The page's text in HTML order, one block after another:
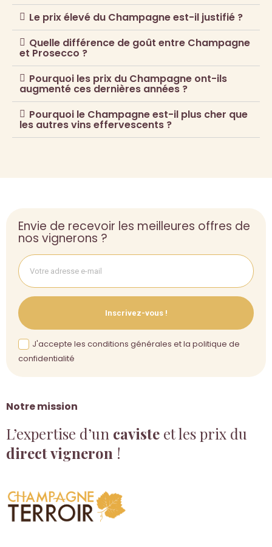
Le prix élevé du Champagne est-il justifié ?
Quelle différence de goût entre Champagne
et Prosecco ?
Pourquoi les prix du Champagne ont-ils
augmenté ces dernières années ?
Pourquoi le Champagne est-il plus cher que
les autres vins effervescents ?
Notre mission
L’expertise d’un caviste et les prix du
direct vigneron !
Envie de recevoir les meilleures offres de
nos vignerons ?
Inscrivez-vous !
J'accepte les conditions générales et la politique de
confidentialité